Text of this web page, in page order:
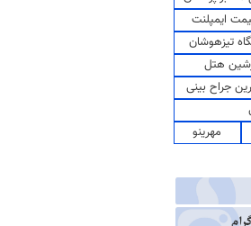
ایمپلنت
تیزهوشان
هتل
جراح بینی
مهرینو